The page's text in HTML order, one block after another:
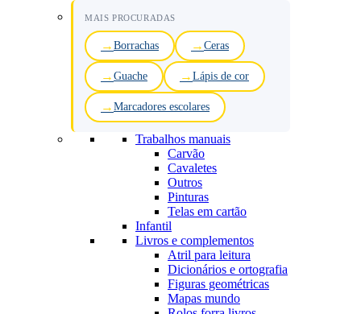
MAIS PROCURADAS
Borrachas Ceras
Guache Lápis de cor
Marcadores escolares
Trabalhos manuais
Carvão
Cavaletes
Outros
Pinturas
Telas em cartão
Infantil
Livros e complementos
Atril para leitura
Dicionários e ortografia
Figuras geométricas
Mapas mundo